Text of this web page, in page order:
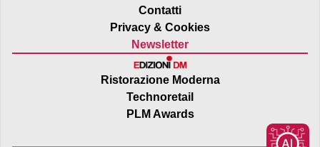
Contatti
Privacy & Cookies
Newsletter
Ristorazione Moderna
Technoretail
PLM Awards